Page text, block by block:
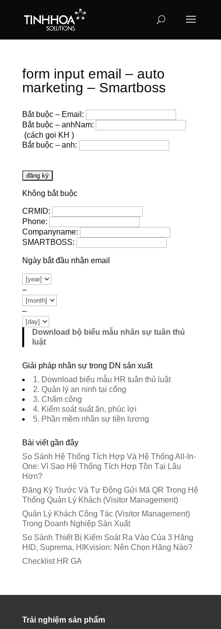
form input email – auto
marketing – Smartboss
Bắt buộc – Email:
Bắt buộc – anhNam:
(cách gọi KH )
Bắt buộc – anh:
Không bắt buộc
CRMID:
Phone:
Companyname:
SMARTBOSS:
Ngày bắt đầu nhận email
–
–
Download bộ biểu mẫu nhân sự tuân thủ
luật
Giải pháp nhân sự trong DN sản xuất
1. Download biểu mẫu HR tuân thủ luật
2. Quản lý an ninh tại cổng
3. Chấm công
4. Kiểm soát suất ăn, phúc lợi
5. Phần mềm nhân sự tiền lương
Bài viết gần đây
So Sánh Hệ Thống Tích Hợp Và Hệ Thống All-In-
One: Vì Sao Hệ Thống Tích Hợp Tồn Tại Lâu
Hơn?
Đăng Ký Trước Và Tự Động Gửi Mã QR Trong Hệ
Thống Quản Lý Khách (Visitor Management)
Quản Lý Khách Công Tác (Visitor Management)
Trong Doanh Nghiệp Sản Xuất
So Sánh Thiết Bị Kiểm Soát Ra Vào Của 3 Hãng
HID, Suprema, HIKvision: Nên Chọn Hãng Nào?
Checklist HR GA
Trải nghiệm sản phẩm